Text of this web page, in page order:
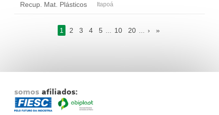
Recup. Mat. Plásticos
Itapoá
1 2 3 4 5 10 20 › »
somos afiliados: